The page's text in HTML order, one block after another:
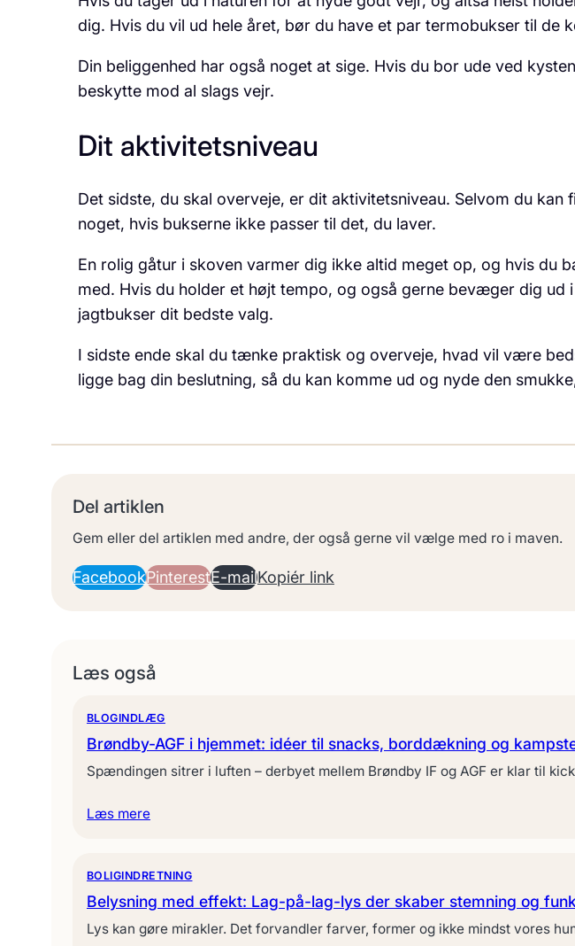
dig. Hvis du vil ud hele året, bør du have et par termobukser til de
Din beliggenhed har også noget at sige. Hvis du bor ude ved
beskytte mod al slags vejr.
Dit aktivitetsniveau
Det sidste, du skal overveje, er dit aktivitetsniveau. Selvom du
noget, hvis bukserne ikke passer til det, du laver.
En rolig gåtur i skoven varmer dig ikke altid meget op, og hvis du
med. Hvis du holder et højt tempo, og også gerne bevæger dig
jagtbukser dit bedste valg.
I sidste ende skal du tænke praktisk og overveje, hvad vil være
ligge bag din beslutning, så du kan komme ud og nyde den
Del artiklen
Gem eller del artiklen med andre, der også gerne vil vælge med ro i maven.
FacebookPinterestE-mailKopiér link
Læs også
BLOGINDLÆG
Brøndby-AGF i hjemmet: idéer til snacks, borddækning og
Spændingen sitrer i luften – derbyet mellem Brøndby IF og AGF er klar til
Læs mere
BOLIGINDRETNING
Belysning med effekt: Lag-på-lag-lys der skaber stemning og
Lys kan gøre mirakler. Det forvandler farver, former og ikke mindst vores